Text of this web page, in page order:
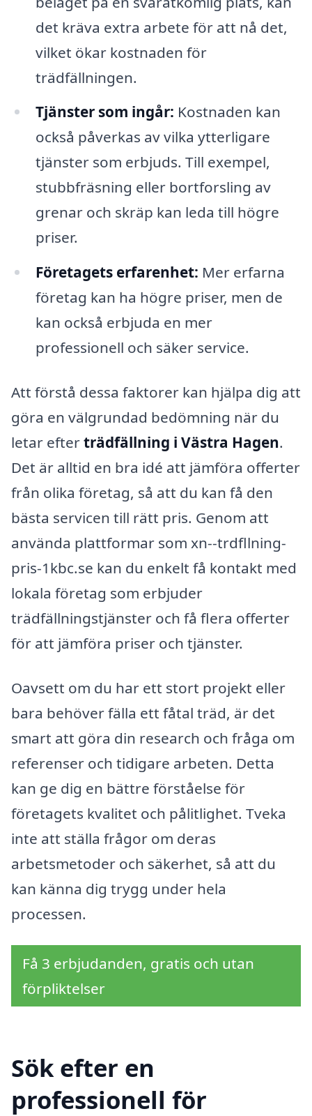
det kräva extra arbete för att nå det,
vilket ökar kostnaden för
trädfällningen.
Tjänster som ingår: Kostnaden kan
också påverkas av vilka ytterligare
tjänster som erbjuds. Till exempel,
stubbfräsning eller bortforsling av
grenar och skräp kan leda till högre
priser.
Företagets erfarenhet: Mer erfarna
företag kan ha högre priser, men de
kan också erbjuda en mer
professionell och säker service.
Att förstå dessa faktorer kan hjälpa dig att
göra en välgrundad bedömning när du
letar efterträdfällning i Västra Hagen.
Det är alltid en bra idé att jämföra offerter
från olika företag, så att du kan få den
bästa servicen till rätt pris. Genom att
använda plattformar som xn--trdfllning-
pris-1kbc.se kan du enkelt få kontakt med
lokala företag som erbjuder
trädfällningstjänster och få flera offerter
för att jämföra priser och tjänster.
Oavsett om du har ett stort projekt eller
bara behöver fälla ett fåtal träd, är det
smart att göra din research och fråga om
referenser och tidigare arbeten. Detta
kan ge dig en bättre förståelse för
företagets kvalitet och pålitlighet. Tveka
inte att ställa frågor om deras
arbetsmetoder och säkerhet, så att du
kan känna dig trygg under hela
processen.
Få 3 erbjudanden, gratis och utan
förpliktelser
Sök efter en
professionell för